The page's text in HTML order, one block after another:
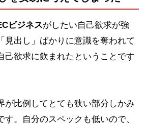
ビジネスがしたい自己欲求が強
見出し」ばかりに意識を奪われて
己欲求に飲まれたということです
が比例してとても狭い部分しかみ
。自分のスペックも低いので、